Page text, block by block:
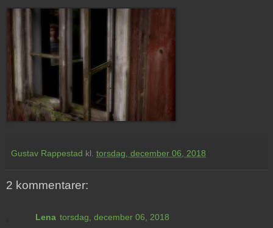
Gustav Rappestad kl. torsdag, december 06, 2018
2 kommentarer:
Lena torsdag, december 06, 2018